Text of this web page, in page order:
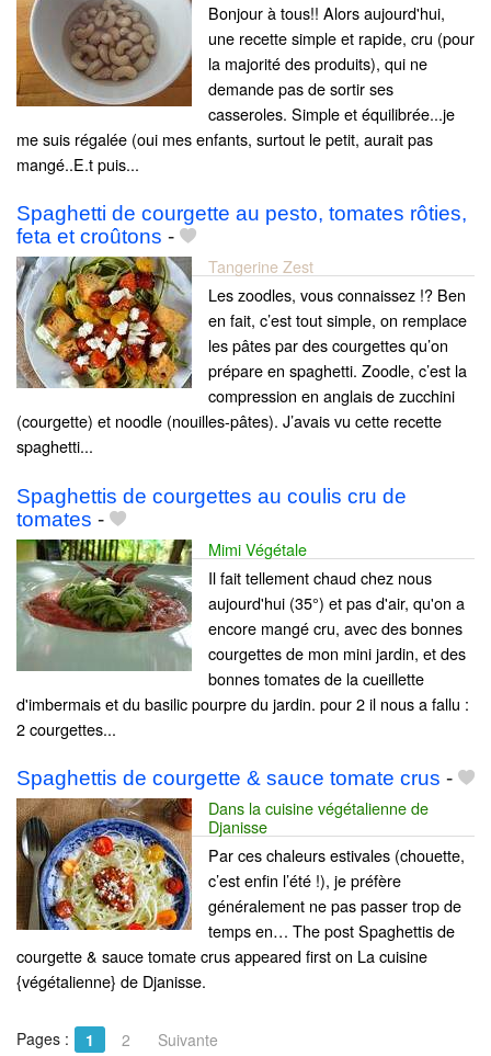
Bonjour à tous!! Alors aujourd'hui,
une recette simple et rapide, cru (pour
la majorité des produits), qui ne
demande pas de sortir ses
casseroles. Simple et équilibrée...je
me suis régalée (oui mes enfants, surtout le petit, aurait pas
mangé..E.t puis...
Spaghetti de courgette au pesto, tomates rôties,
feta et croûtons -
Tangerine Zest
Les zoodles, vous connaissez !? Ben
en fait, c’est tout simple, on remplace
les pâtes par des courgettes qu’on
prépare en spaghetti. Zoodle, c’est la
compression en anglais de zucchini
(courgette) et noodle (nouilles-pâtes). J’avais vu cette recette
spaghetti...
Spaghettis de courgettes au coulis cru de
tomates -
Mimi Végétale
Il fait tellement chaud chez nous
aujourd'hui (35°) et pas d'air, qu'on a
encore mangé cru, avec des bonnes
courgettes de mon mini jardin, et des
bonnes tomates de la cueillette
d'imbermais et du basilic pourpre du jardin. pour 2 il nous a fallu :
2 courgettes...
Spaghettis de courgette & sauce tomate crus -
Dans la cuisine végétalienne de
Djanisse
Par ces chaleurs estivales (chouette,
c’est enfin l’été !), je préfère
généralement ne pas passer trop de
temps en… The post Spaghettis de
courgette & sauce tomate crus appeared first on La cuisine
{végétalienne} de Djanisse.
Pages : 1 2 Suivante